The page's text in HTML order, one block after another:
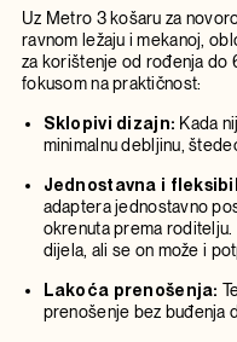
Uz Metro 3 košaru za
ravnom ležaju i mekanoj,
za korištenje od rođenja do
fokusom na praktičnost:
Sklopivi dizajn: Kada
minimalnu debljinu,
Jednostavna i
adaptera jednostavno
okrenuta prema
dijela, ali se on može i
Lakoća prenošenja:
prenošenje bez buđenja